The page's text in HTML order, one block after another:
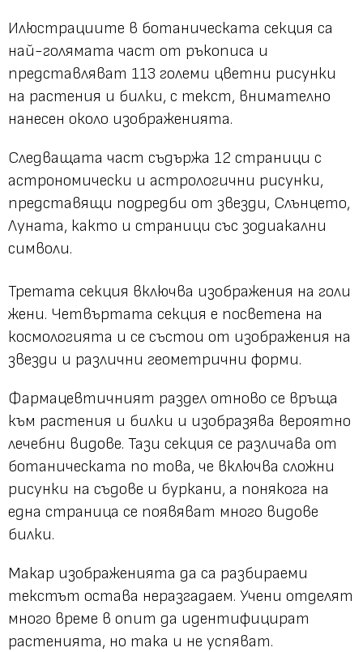
Илюстрациите в ботаническата секция са
най-голямата част от ръкописа и
представляват 113 големи цветни рисунки
на растения и билки, с текст, внимателно
нанесен около изображенията.
Следващата част съдържа 12 страници с
астрономически и астрологични рисунки,
представящи подредби от звезди, Слънцето,
Луната, както и страници със зодиакални
символи.
Третата секция включва изображения на голи
жени. Четвъртата секция е посветена на
космологията и се състои от изображения на
звезди и различни геометрични форми.
Фармацевтичният раздел отново се връща
към растения и билки и изобразява вероятно
лечебни видове. Тази секция се различава от
ботаническата по това, че включва сложни
рисунки на съдове и буркани, а понякога на
една страница се появяват много видове
билки.
Макар изображенията да са разбираеми
текстът остава неразгадаем. Учени отделят
много време в опит да идентифицират
растенията, но така и не успяват.